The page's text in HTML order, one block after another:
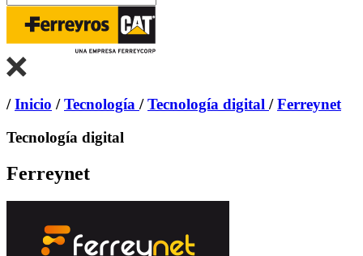
/Inicio /Tecnología /Tecnología digital /Ferreynet
Tecnología digital
Ferreynet